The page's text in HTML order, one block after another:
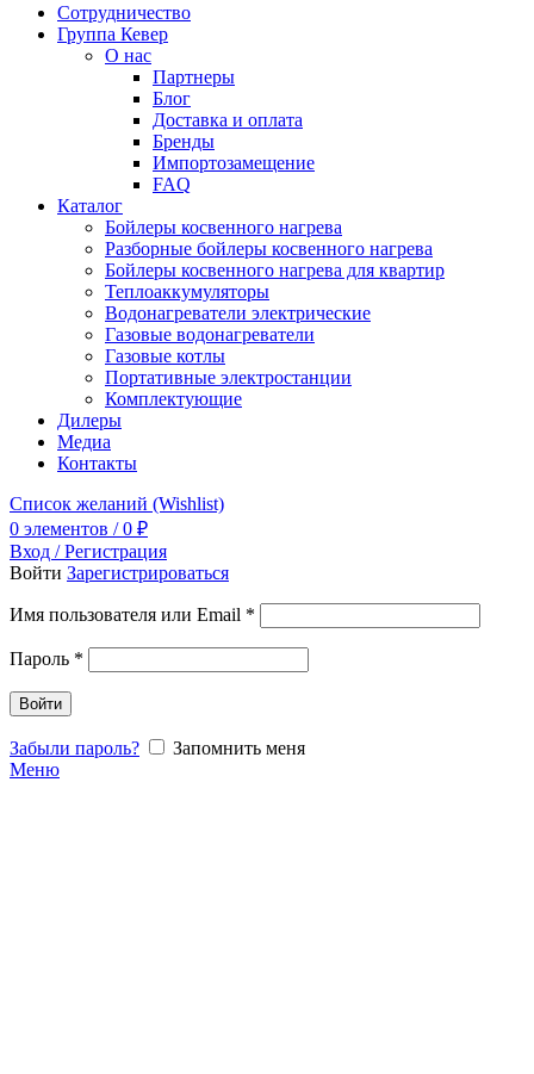
Сотрудничество
Группа Кевер
О нас
Партнеры
Блог
Доставка и оплата
Бренды
Импортозамещение
FAQ
Каталог
Бойлеры косвенного нагрева
Разборные бойлеры косвенного нагрева
Бойлеры косвенного нагрева для квартир
Теплоаккумуляторы
Водонагреватели электрические
Газовые водонагреватели
Газовые котлы
Портативные электростанции
Комплектующие
Дилеры
Медиа
Контакты
Список желаний (Wishlist)
0 элементов / 0 ₽
Вход / Регистрация
Войти Зарегистрироваться
Имя пользователя или Email *
Пароль *
Войти
Забыли пароль?
Запомнить меня
Меню